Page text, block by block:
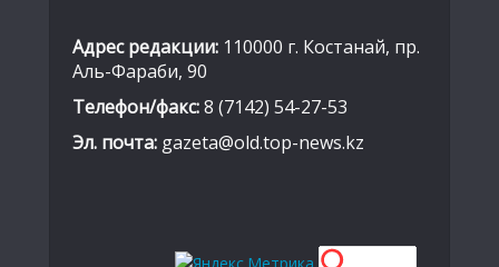
Адрес редакции: 110000 г. Костанай, пр.
Аль-Фараби, 90
Телефон/факс:8 (7142) 54-27-53
Эл. почта: gazeta@old.top-news.kz